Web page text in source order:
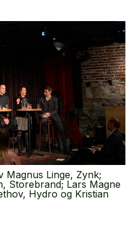
Magnus Linge, Zynk;
Storebrand; Lars Magne
Hydro og Kristian